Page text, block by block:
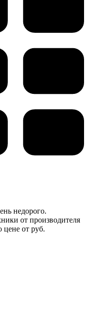
недорого.
от производителя
цене от руб.